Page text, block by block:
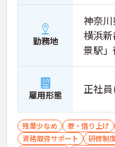
勤務地
神奈
横浜
景駅
雇用形態 正社
残業少なめ 寮・借り上げ
資格取得サポート
研修制